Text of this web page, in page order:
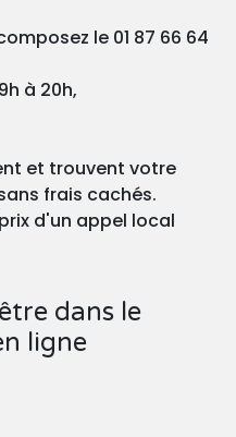
le 01 87 66 64
à 20h,
et trouvent votre
frais cachés.
d'un appel local
dans le
ligne